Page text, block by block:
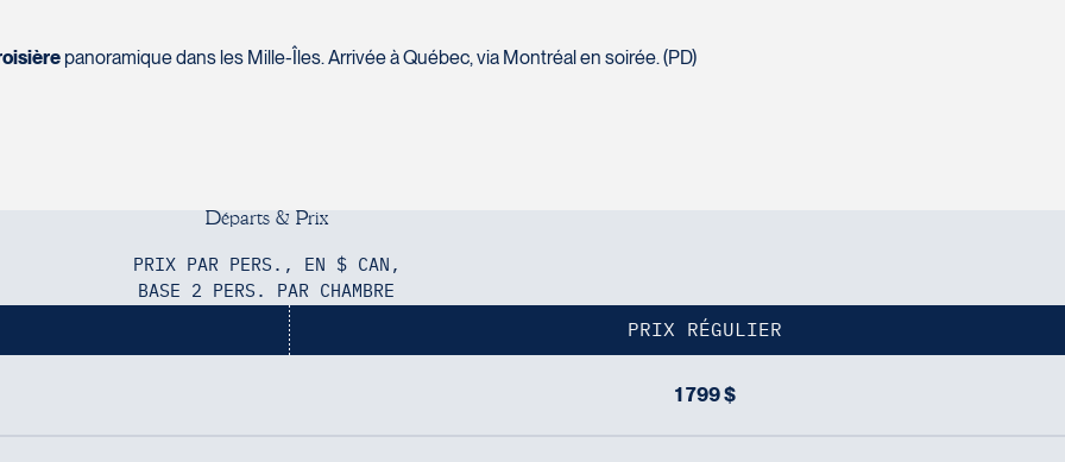
panoramique dans les Mille-Îles. Arrivée à Québec, via Montréal en soirée. (PD)
Départs & Prix
PRIX PAR PERS., EN $ CAN,
BASE 2 PERS. PAR CHAMBRE
PRIX RÉGULIER
1 799 $